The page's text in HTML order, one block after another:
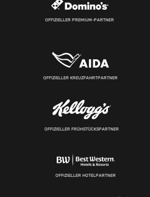
OFFIZIELLER PREMIUM-PARTNER
OFFIZIELLER KREUZFAHRTPARTNER
OFFIZIELLER FRÜHSTÜCKSPARTNER
OFFIZIELLER HOTELPARTNER